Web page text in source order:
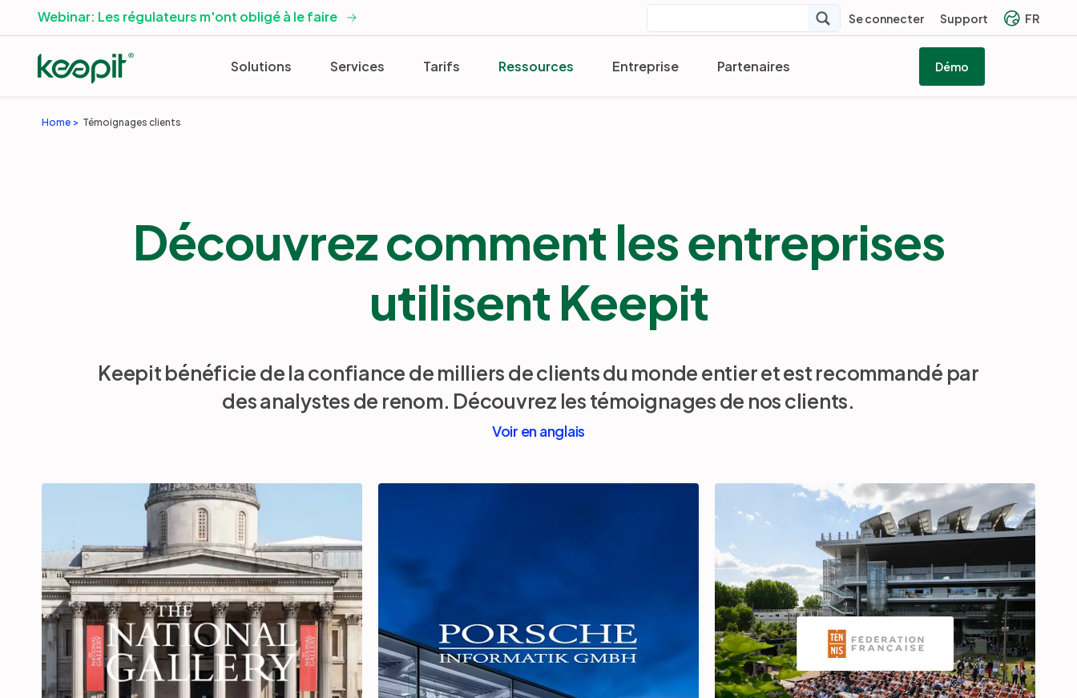
Webinar: Les régulateurs m'ont obligé à le faire Se connecter Support FR
Solutions Services Tarifs Ressources Entreprise Partenaires Démo
Home Témoignages clients
Découvrez comment les entreprises
utilisent Keepit
Keepit bénéficie de la confiance de milliers de clients du monde entier et est recommandé par
des analystes de renom. Découvrez les témoignages de nos clients.
Voir en anglais